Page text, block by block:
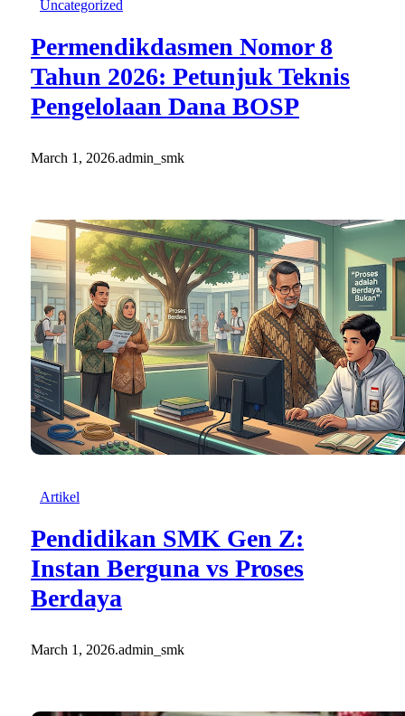
Uncategorized
Permendikdasmen Nomor 8
Tahun 2026: Petunjuk Teknis
Pengelolaan Dana BOSP
March 1, 2026.admin_smk
Artikel
Pendidikan SMK Gen Z:
Instan Berguna vs Proses
Berdaya
March 1, 2026.admin_smk